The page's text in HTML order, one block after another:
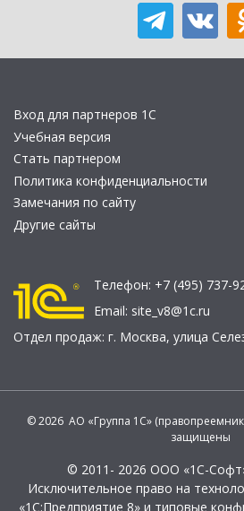
Вход для партнеров 1С
Учебная версия
Стать партнером
Политика конфиденциальности
Замечания по сайту
Другие сайты
Телефон: +7 (495) 737-
Email: site_v8@1c.ru
Отдел продаж: г. Москва, улица
© 2026 АО «Группа 1С» (правопреемник
защищены
© 2011- 2026 ООО «1С-
Исключительное право на
«1С:Предприятие 8» и типовые